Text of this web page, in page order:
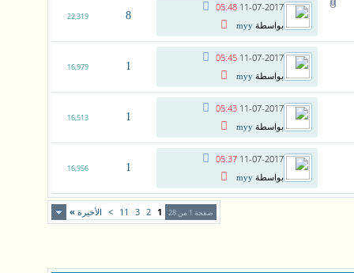
11-07-2017
05:48
بواسطة myy
8
22,319
11-07-2017
05:45
بواسطة myy
1
16,979
11-07-2017
05:43
بواسطة myy
1
16,513
11-07-2017
05:37
بواسطة myy
1
16,956
صفحة 1 من 28 1
2
3
11
> الأخيرة »